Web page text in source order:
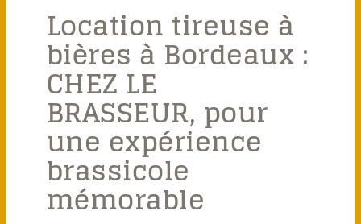
Location tireuse à
bières à Bordeaux :
CHEZ LE
BRASSEUR, pour
une expérience
brassicole
mémorable